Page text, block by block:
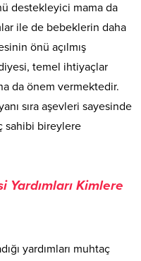
destekleyici mama da
ile de bebeklerin daha
önü açılmış
temel ihtiyaçlar
da önem vermektedir.
sıra aşevleri sayesinde
sahibi bireylere
Kimlere
yardımları muhtaç